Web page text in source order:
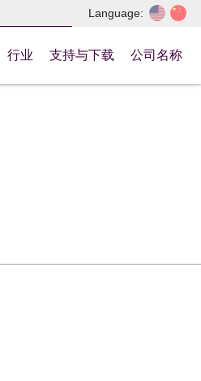
Language:
行业 支持与下载 公司名称